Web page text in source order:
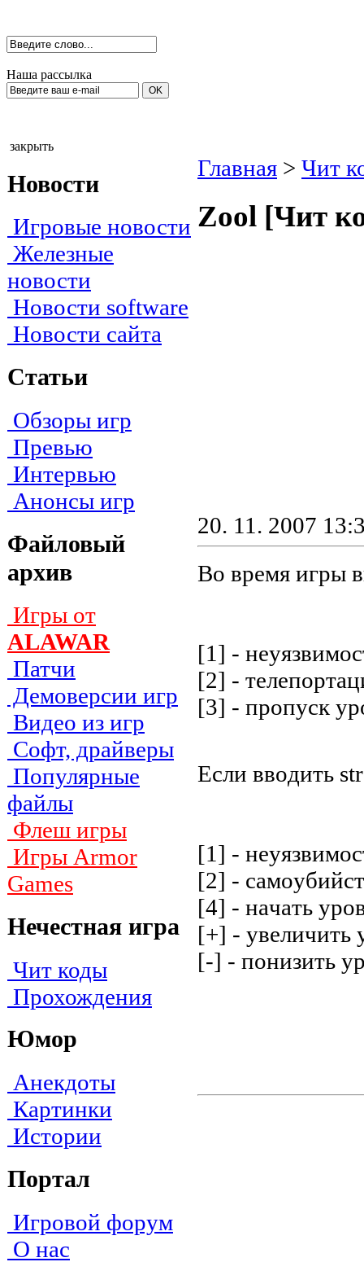
Наша рассылка
закрыть
Новости
Игровые новости
Железные
новости
Новости software
Новости сайта
Статьи
Обзоры игр
Превью
Интервью
Анонсы игр
Файловый
архив
Игры от
ALAWAR
Патчи
Демоверсии игр
Видео из игр
Софт, драйверы
Популярные
файлы
Флеш игры
Игры Armor
Games
Нечестная игра
Чит коды
Прохождения
Юмор
Анекдоты
Картинки
Истории
Портал
Игровой форум
О нас
Главная > Чит
Zооl [Чит
20. 11. 2007
Во время игры
[1] -
[2] -
[3] - пpoпycк
Ecли ввoдить
[1] -
[2] -
[4] - нaчaть
[+] - yвeличить
[-] - пoнизить